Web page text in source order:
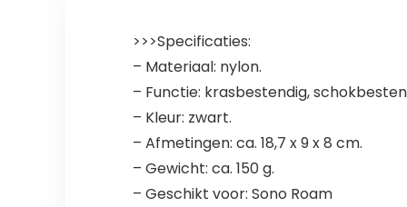
>>>Specificaties:
– Materiaal: nylon.
– Functie: krasbestendig,
– Kleur: zwart.
– Afmetingen: ca. 18,7 x 9 x 8 cm.
– Gewicht: ca. 150 g.
– Geschikt voor: Sono Roam